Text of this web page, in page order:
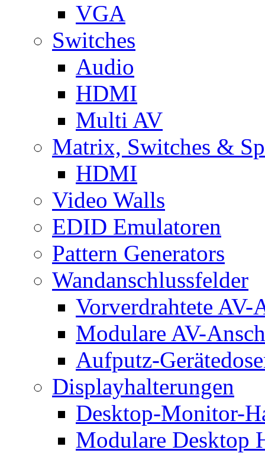
VGA
Switches
Audio
HDMI
Multi AV
Matrix, Switches &
HDMI
Video Walls
EDID Emulatoren
Pattern Generators
Wandanschlussfelder
Vorverdrahtete AV-
Modulare AV-
Aufputz-
Displayhalterungen
Desktop-Monitor-
Modulare Desktop